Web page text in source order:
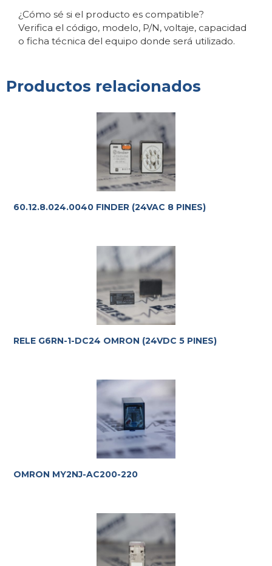
¿Cómo sé si el producto es compatible?
Verifica el código, modelo, P/N, voltaje, capacidad
o ficha técnica del equipo donde será utilizado.
Productos relacionados
60.12.8.024.0040 FINDER (24VAC 8 PINES)
RELE G6RN-1-DC24 OMRON (24VDC 5 PINES)
OMRON MY2NJ-AC200-220